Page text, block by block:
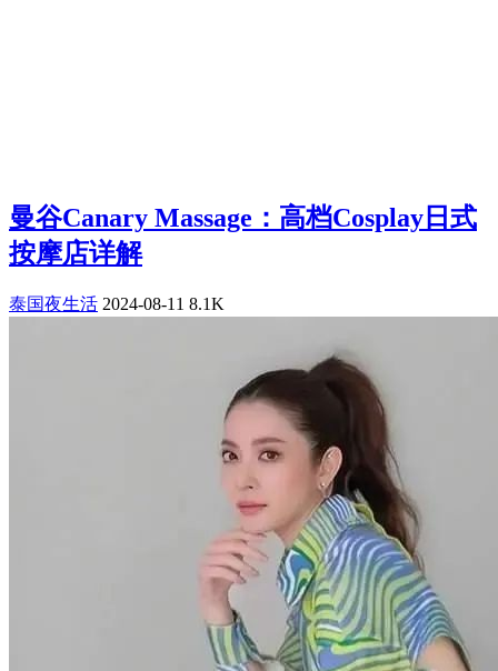
曼谷Canary Massage：高档Cosplay日式
按摩店详解
泰国夜生活 2024-08-11 8.1K